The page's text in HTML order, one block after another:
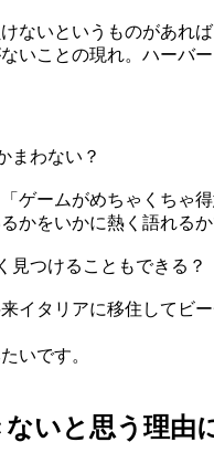
ないというものがあれ
いことの現れ。ハーバ
まわない？
ゲームがめちゃくちゃ
かをいかに熱く語れるか
見つけることもできる？
イタリアに移住してビ
いです。
いと思う理由